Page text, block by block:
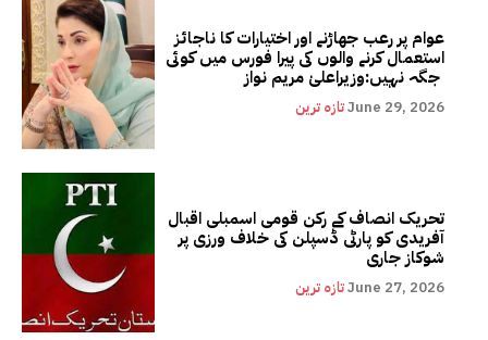
عوام پر رعب جھاڑنے اور اختیارات کا ناجائز
استعمال کرنے والوں کی پیرا فورس میں کوئی
تازہ ترینJune 29, 2026
تحریک انصاف کے رکن قومی اسمبلی اقبال
آفریدی کو پارٹی ڈسپلن کی خلاف ورزی پر
شوکاز جاری
تازہ ترینJune 27, 2026